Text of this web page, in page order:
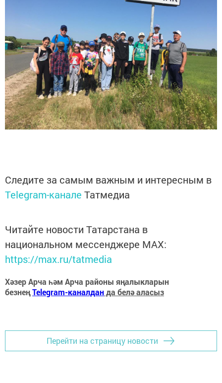
Следите за самым важным и интересным в
Telegram-канале Татмедиа
Читайте новости Татарстана в
национальном мессенджере MАХ:
https://max.ru/tatmedia
Хәзер Арча һәм Арча районы яңалыкларын
безнеңTelegram-каналданда белә аласыз
Перейти на страницу новости